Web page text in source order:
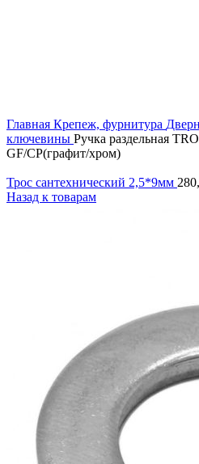
Главная Крепеж, фурнитура
ключевины Ручка раздельная
GF/CP(графит/хром)
Трос сантехнический 2,5*9мм
Назад к товарам